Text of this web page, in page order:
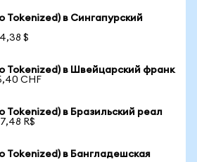
Tokenized) в Сингапурский
$
Tokenized) в Швейцарский франк
CHF
Tokenized) в Бразильский реал
R$
Tokenized) в Бангладешская